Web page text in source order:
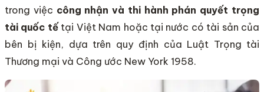
trong việc công nhận và thi hành phán quyết trọng
tài quốc tếtại Việt Nam hoặc tại nước có tài sản của
bên bị kiện, dựa trên quy định của Luật Trọng tài
Thương mại và Công ước New York 1958.